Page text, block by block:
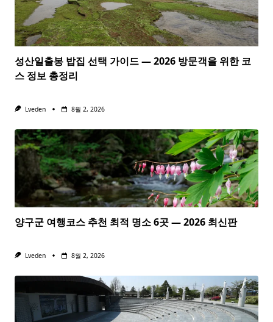
성산일출봉 밥집 선택 가이드 — 2026 방문객을 위한 코
스 정보 총정리
Lveden 8월 2, 2026
양구군 여행코스 추천 최적 명소 6곳 — 2026 최신판
Lveden 8월 2, 2026